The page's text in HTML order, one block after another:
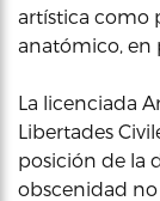
artística como
anatómico, en
La licenciada
Libertades
posición de la
obscenidad